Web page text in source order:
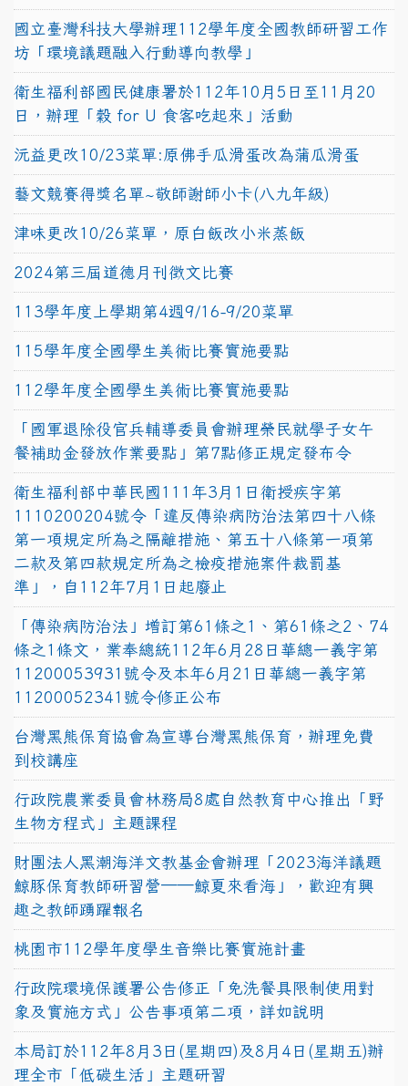
國立臺灣科技大學辦理112學年度全國教師研習工作
坊「環境議題融入行動導向教學」
衛生福利部國民健康署於112年10月5日至11月20
日，辦理「穀 for U 食客吃起來」活動
沅益更改10/23菜單:原佛手瓜滑蛋改為蒲瓜滑蛋
藝文競賽得獎名單~敬師謝師小卡(八九年級)
津味更改10/26菜單，原白飯改小米蒸飯
2024第三屆道德月刊徵文比賽
113學年度上學期第4週9/16-9/20菜單
115學年度全國學生美術比賽實施要點
112學年度全國學生美術比賽實施要點
「國軍退除役官兵輔導委員會辦理榮民就學子女午
餐補助金發放作業要點」第7點修正規定發布令
衛生福利部中華民國111年3月1日衛授疾字第
1110200204號令「違反傳染病防治法第四十八條
第一項規定所為之隔離措施、第五十八條第一項第
二款及第四款規定所為之檢疫措施案件裁罰基
準」，自112年7月1日起廢止
「傳染病防治法」增訂第61條之1、第61條之2、74
條之1條文，業奉總統112年6月28日華總一義字第
11200053931號令及本年6月21日華總一義字第
11200052341號令修正公布
台灣黑熊保育協會為宣導台灣黑熊保育，辦理免費
到校講座
行政院農業委員會林務局8處自然教育中心推出「野
生物方程式」主題課程
財團法人黑潮海洋文教基金會辦理「2023海洋議題
鯨豚保育教師研習營──鯨夏來看海」，歡迎有興
趣之教師踴躍報名
桃園市112學年度學生音樂比賽實施計畫
行政院環境保護署公告修正「免洗餐具限制使用對
象及實施方式」公告事項第二項，詳如說明
本局訂於112年8月3日(星期四)及8月4日(星期五)辦
理全市「低碳生活」主題研習